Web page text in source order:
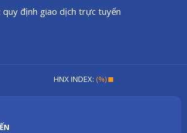
quy định giao dịch trực tuyến
HNX INDEX: (%)